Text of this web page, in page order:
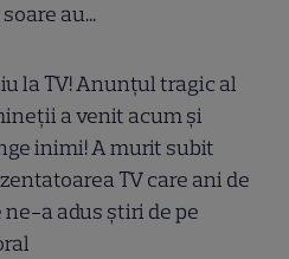
au...
la TV! Anunțul tragic al
a venit acum și
inimi! A murit subit
TV care ani de
ne-a adus știri de pe